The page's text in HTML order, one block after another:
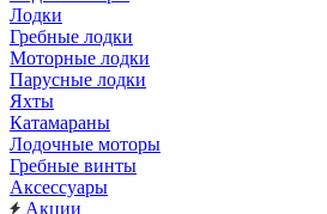
Лодки
Гребные лодки
Моторные лодки
Парусные лодки
Яхты
Катамараны
Лодочные моторы
Гребные винты
Аксессуары
Акции